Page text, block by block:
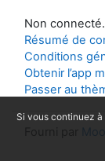
Si vous continuez
Non
Résumé de
Conditions
Obtenir l’app
Passer au